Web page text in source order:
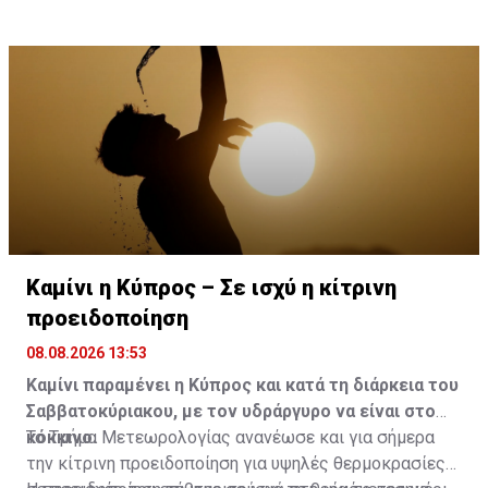
Καμίνι η Κύπρος – Σε ισχύ η κίτρινη
προειδοποίηση
08.08.2026 13:53
Καμίνι παραμένει η Κύπρος και κατά τη διάρκεια του
Σαββατοκύριακου, με τον υδράργυρο να είναι στο
κόκκινο.
Το Τμήμα Μετεωρολογίας ανανέωσε και για σήμερα
την κίτρινη προειδοποίηση για υψηλές θερμοκρασίες